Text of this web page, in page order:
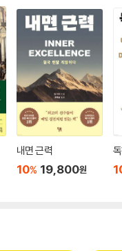
내면 근력
10% 19,800원